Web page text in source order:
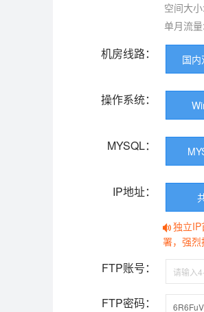
空间大小:
单月流量:
机房线路： 国
操作系统：
MYSQL：
IP地址：
独立
署，强烈
FTP账号：
FTP密码：